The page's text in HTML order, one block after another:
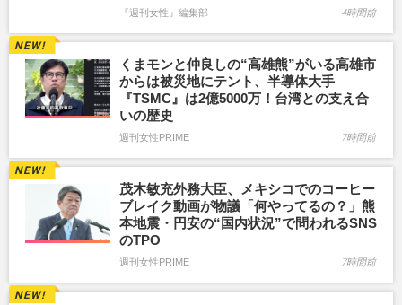
『週刊女性』編集部 4時間前
くまモンと仲良しの“高雄熊”がいる高雄市
からは被災地にテント、半導体大手
『TSMC』は2億5000万！台湾との支え合
いの歴史
週刊女性PRIME 7時間前
茂木敏充外務大臣、メキシコでのコーヒー
ブレイク動画が物議「何やってるの？」熊
本地震・円安の“国内状況”で問われるSNS
のTPO
週刊女性PRIME 7時間前